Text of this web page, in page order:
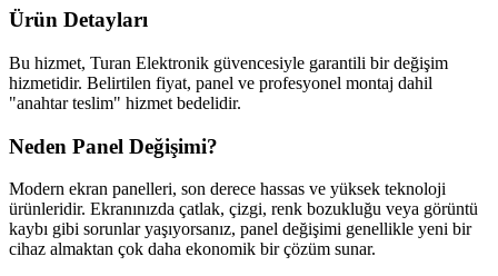
Ürün Detayları
Bu hizmet, Turan Elektronik güvencesiyle garantili bir değişim
hizmetidir. Belirtilen fiyat, panel ve profesyonel montaj dahil
"anahtar teslim" hizmet bedelidir.
Neden Panel Değişimi?
Modern ekran panelleri, son derece hassas ve yüksek teknoloji
ürünleridir. Ekranınızda çatlak, çizgi, renk bozukluğu veya görüntü
kaybı gibi sorunlar yaşıyorsanız, panel değişimi genellikle yeni bir
cihaz almaktan çok daha ekonomik bir çözüm sunar.